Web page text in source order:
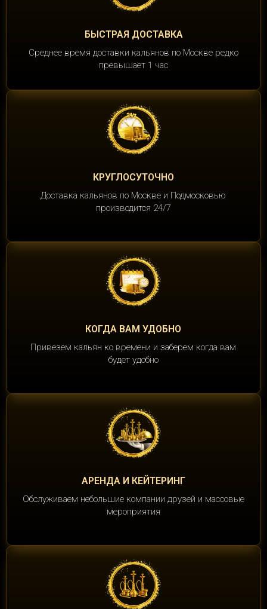
БЫСТРАЯ ДОСТАВКА
Среднее время доставки кальянов по Москве редко
превышает 1 час
КРУГЛОСУТОЧНО
Доставка кальянов по Москве и Подмосковью
производится 24/7
КОГДА ВАМ УДОБНО
Привезем кальян ко времени и заберем когда вам
будет удобно
АРЕНДА И КЕЙТЕРИНГ
Обслуживаем небольшие компании друзей и массовые
мероприятия